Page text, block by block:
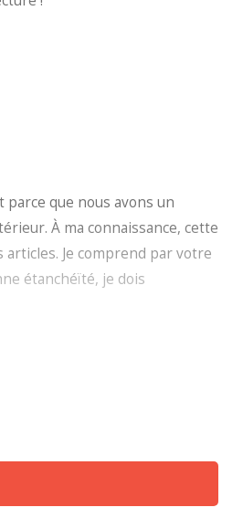
que nous avons un
À ma connaissance, cette
Je comprend par votre
étanchéïté, je dois